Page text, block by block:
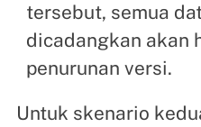
tersebut, semua
dicadangkan akan
penurunan versi.
Untuk skenario